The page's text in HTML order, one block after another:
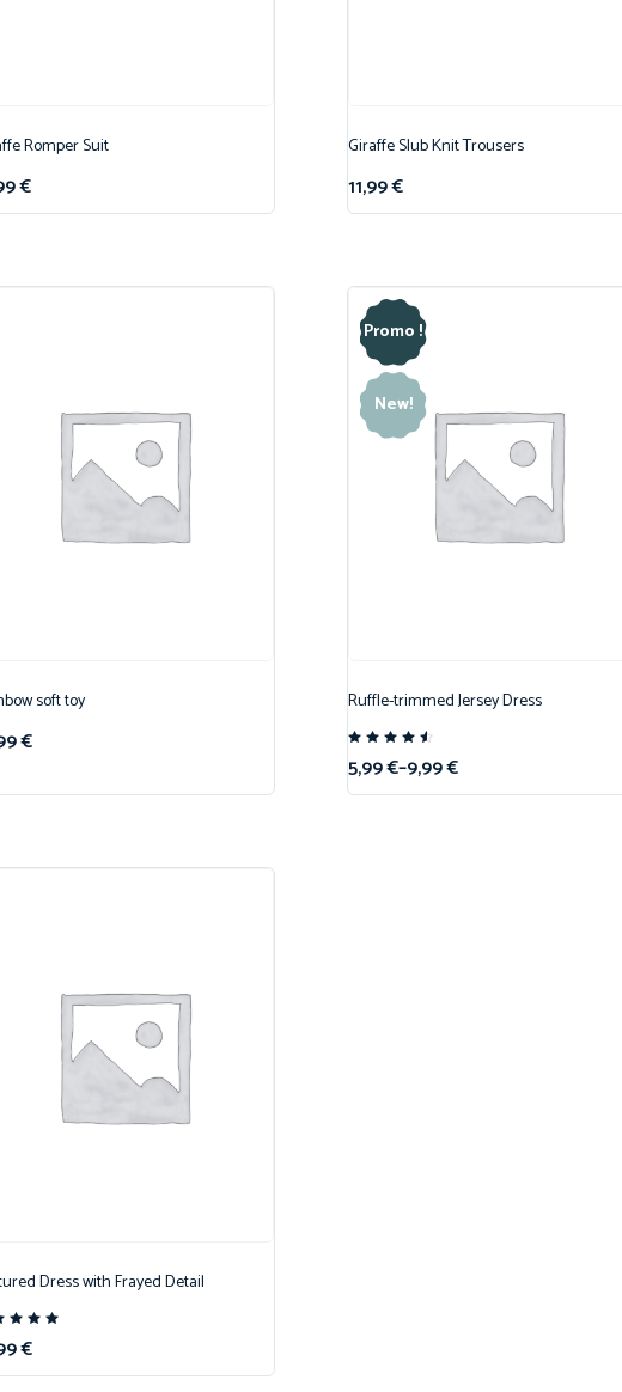
Romper Suit
€
Giraffe Slub Knit Trousers
11,99€
soft toy
€
New!
Promo !
Ruffle-trimmed Jersey Dress
4.50
sur 5
5,99€–9,99€
Dress with Frayed Detail
5
€